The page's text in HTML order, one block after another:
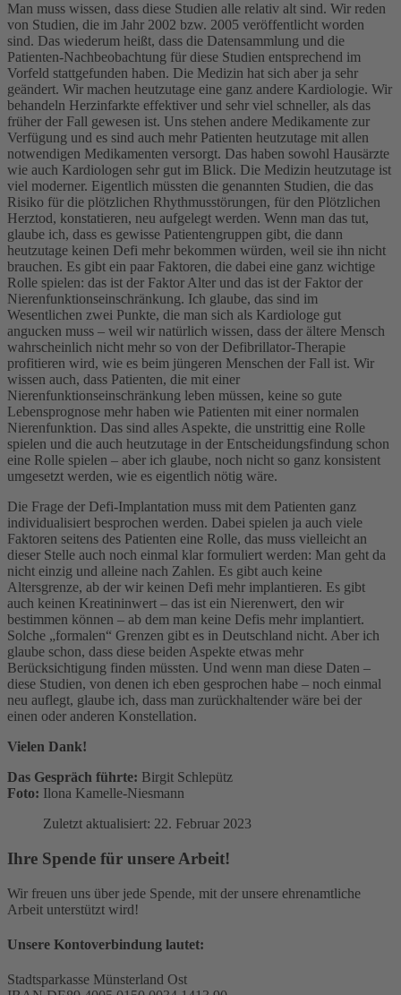
Man muss wissen, dass diese Studien alle relativ alt sind. Wir reden
von Studien, die im Jahr 2002 bzw. 2005 veröffentlicht worden
sind. Das wiederum heißt, dass die Datensammlung und die
Patienten-Nachbeobachtung für diese Studien entsprechend im
Vorfeld stattgefunden haben. Die Medizin hat sich aber ja sehr
geändert. Wir machen heutzutage eine ganz andere Kardiologie. Wir
behandeln Herzinfarkte effektiver und sehr viel schneller, als das
früher der Fall gewesen ist. Uns stehen andere Medikamente zur
Verfügung und es sind auch mehr Patienten heutzutage mit allen
notwendigen Medikamenten versorgt. Das haben sowohl Hausärzte
wie auch Kardiologen sehr gut im Blick. Die Medizin heutzutage ist
viel moderner. Eigentlich müssten die genannten Studien, die das
Risiko für die plötzlichen Rhythmusstörungen, für den Plötzlichen
Herztod, konstatieren, neu aufgelegt werden. Wenn man das tut,
glaube ich, dass es gewisse Patientengruppen gibt, die dann
heutzutage keinen Defi mehr bekommen würden, weil sie ihn nicht
brauchen. Es gibt ein paar Faktoren, die dabei eine ganz wichtige
Rolle spielen: das ist der Faktor Alter und das ist der Faktor der
Nierenfunktionseinschränkung. Ich glaube, das sind im
Wesentlichen zwei Punkte, die man sich als Kardiologe gut
angucken muss – weil wir natürlich wissen, dass der ältere Mensch
wahrscheinlich nicht mehr so von der Defibrillator-Therapie
profitieren wird, wie es beim jüngeren Menschen der Fall ist. Wir
wissen auch, dass Patienten, die mit einer
Nierenfunktionseinschränkung leben müssen, keine so gute
Lebensprognose mehr haben wie Patienten mit einer normalen
Nierenfunktion. Das sind alles Aspekte, die unstrittig eine Rolle
spielen und die auch heutzutage in der Entscheidungsfindung schon
eine Rolle spielen – aber ich glaube, noch nicht so ganz konsistent
umgesetzt werden, wie es eigentlich nötig wäre.
Die Frage der Defi-Implantation muss mit dem Patienten ganz
individualisiert besprochen werden. Dabei spielen ja auch viele
Faktoren seitens des Patienten eine Rolle, das muss vielleicht an
dieser Stelle auch noch einmal klar formuliert werden: Man geht da
nicht einzig und alleine nach Zahlen. Es gibt auch keine
Altersgrenze, ab der wir keinen Defi mehr implantieren. Es gibt
auch keinen Kreatininwert – das ist ein Nierenwert, den wir
bestimmen können – ab dem man keine Defis mehr implantiert.
Solche „formalen“ Grenzen gibt es in Deutschland nicht. Aber ich
glaube schon, dass diese beiden Aspekte etwas mehr
Berücksichtigung finden müssten. Und wenn man diese Daten –
diese Studien, von denen ich eben gesprochen habe – noch einmal
neu auflegt, glaube ich, dass man zurückhaltender wäre bei der
einen oder anderen Konstellation.
Vielen Dank!
Das Gespräch führte: Birgit Schlepütz
Foto: Ilona Kamelle-Niesmann
Zuletzt aktualisiert: 22. Februar 2023
Ihre Spende für unsere Arbeit!
Wir freuen uns über jede Spende, mit der unsere ehrenamtliche
Arbeit unterstützt wird!
Unsere Kontoverbindung lautet:
Stadtsparkasse Münsterland Ost